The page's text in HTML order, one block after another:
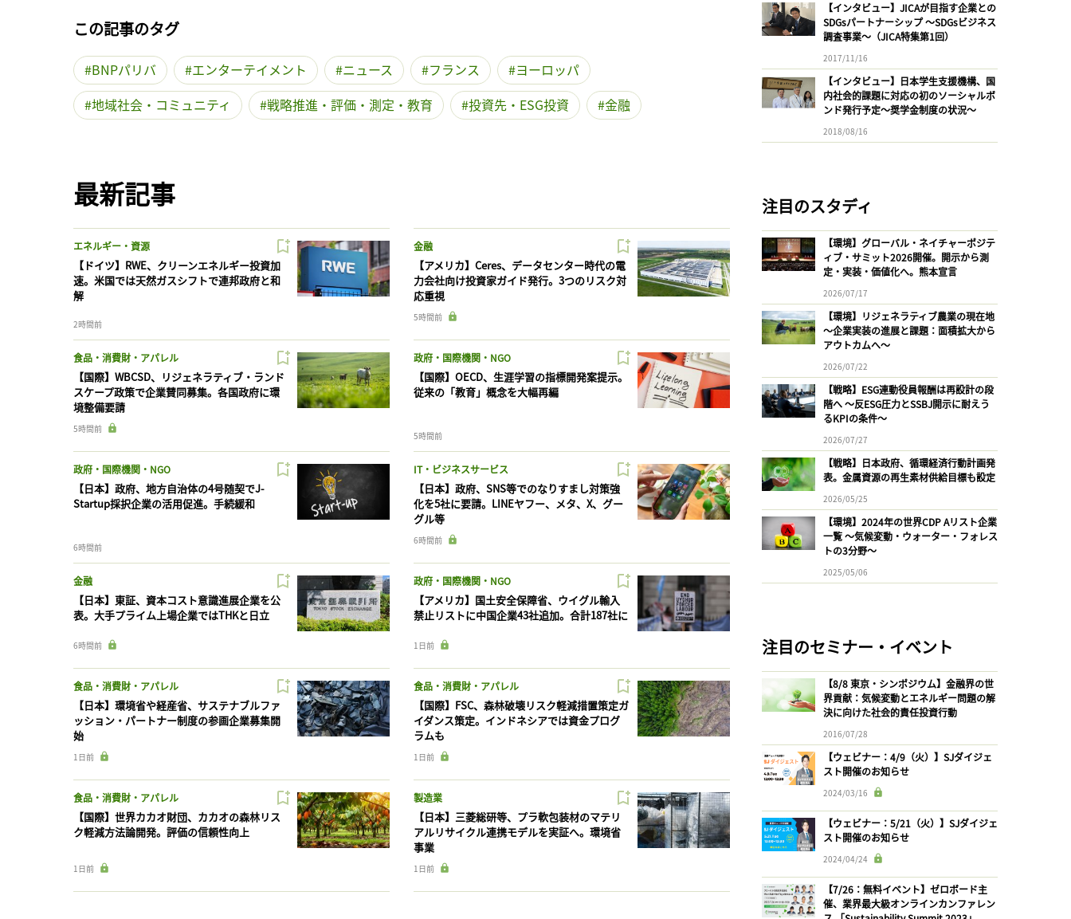
この記事のタグ
BNPパリバ エンターテイメント ニュース フランス
ヨーロッパ
地域社会・コミュニティ
戦略推進・評価・測定・教育 投資先・ESG投資 金融
最新記事
エネルギー・資源
【ドイツ】RWE、クリーンエネルギー投資加
速。米国では天然ガスシフトで連邦政府と和
解
2時間前
金融
【アメリカ】Ceres、データセンター時代の電
力会社向け投資家ガイド発行。3つのリスク対
応重視
5時間前
食品・消費財・アパレル
【国際】WBCSD、リジェネラティブ・ランド
スケープ政策で企業賛同募集。各国政府に環
境整備要請
5時間前
政府・国際機関・NGO
【国際】OECD、生涯学習の指標開発案提示。
従来の「教育」概念を大幅再編
5時間前
政府・国際機関・NGO
【日本】政府、地方自治体の4号随契でJ-
Startup採択企業の活用促進。手続緩和
6時間前
IT・ビジネスサービス
【日本】政府、SNS等でのなりすまし対策強
化を5社に要請。LINEヤフー、メタ、X、グー
グル等
6時間前
金融
【日本】東証、資本コスト意識進展企業を公
表。大手プライム上場企業ではTHKと日立
6時間前
政府・国際機関・NGO
【アメリカ】国土安全保障省、ウイグル輸入
禁止リストに中国企業43社追加。合計187社に
1日前
食品・消費財・アパレル
【日本】環境省や経産省、サステナブルファ
ッション・パートナー制度の参画企業募集開
始
1日前
食品・消費財・アパレル
【国際】FSC、森林破壊リスク軽減措置策定ガ
イダンス策定。インドネシアでは資金プログ
ラムも
1日前
食品・消費財・アパレル
【国際】世界カカオ財団、カカオの森林リス
ク軽減方法論開発。評価の信頼性向上
1日前
製造業
【日本】三菱総研等、プラ軟包装材のマテリ
アルリサイクル連携モデルを実証へ。環境省
事業
1日前
【インタビュー】JICAが目指す企業との
SDGsパートナーシップ 〜SDGsビジネス
調査事業〜（JICA特集第1回）
2017/11/16
【インタビュー】日本学生支援機構、国
内社会的課題に対応の初のソーシャルボ
ンド発行予定〜奨学金制度の状況〜
2018/08/16
注目のスタディ
【環境】グローバル・ネイチャーポジテ
ィブ・サミット2026開催。開示から測
定・実装・価値化へ。熊本宣言
2026/07/17
【環境】リジェネラティブ農業の現在地
〜企業実装の進展と課題：面積拡大から
アウトカムへ〜
2026/07/22
【戦略】ESG連動役員報酬は再設計の段
階へ 〜反ESG圧力とSSBJ開示に耐えう
るKPIの条件〜
2026/07/27
【戦略】日本政府、循環経済行動計画発
表。金属資源の再生素材供給目標も設定
2026/05/25
【環境】2024年の世界CDP Aリスト企業
一覧 〜気候変動・ウォーター・フォレス
トの3分野〜
2025/05/06
注目のセミナー・イベント
【8/8 東京・シンポジウム】金融界の世
界貢献：気候変動とエネルギー問題の解
決に向けた社会的責任投資行動
2016/07/28
【ウェビナー：4/9（火）】SJダイジェ
スト開催のお知らせ
2024/03/16
【ウェビナー：5/21（火）】SJダイジェ
スト開催のお知らせ
2024/04/24
【7/26：無料イベント】ゼロボード主
催、業界最大級オンラインカンファレン